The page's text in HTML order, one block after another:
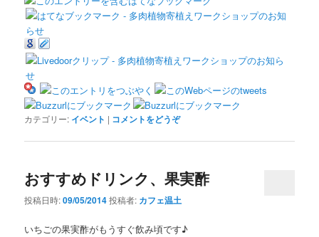
カテゴリー: イベント | コメントをどうぞ
おすすめドリンク、果実酢
投稿日時:09/05/2014投稿者: カフェ温土
いちごの果実酢がもうすぐ飲み頃です♪